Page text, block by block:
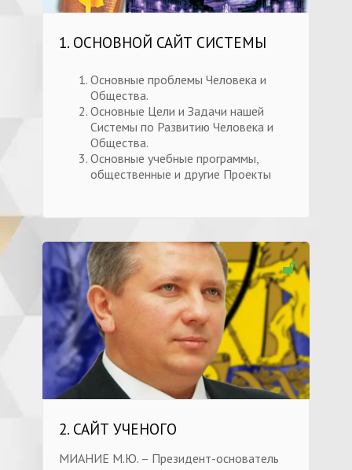
1. ОСНОВНОЙ САЙТ СИСТЕМЫ
Основные проблемы Человека и
Общества.
Основные Цели и Задачи нашей
Системы по Развитию Человека и
Общества.
Основные учебные программы,
общественные и другие Проекты
2. САЙТ УЧЕНОГО
МИАНИЕ М.Ю. – Президент-основатель